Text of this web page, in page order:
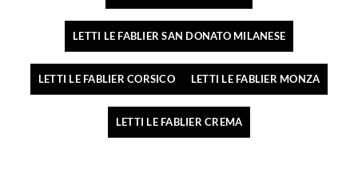
LETTI LE FABLIER SAN DONATO MILANESE
LETTI LE FABLIER CORSICO LETTI LE FABLIER MONZA
LETTI LE FABLIER CREMA